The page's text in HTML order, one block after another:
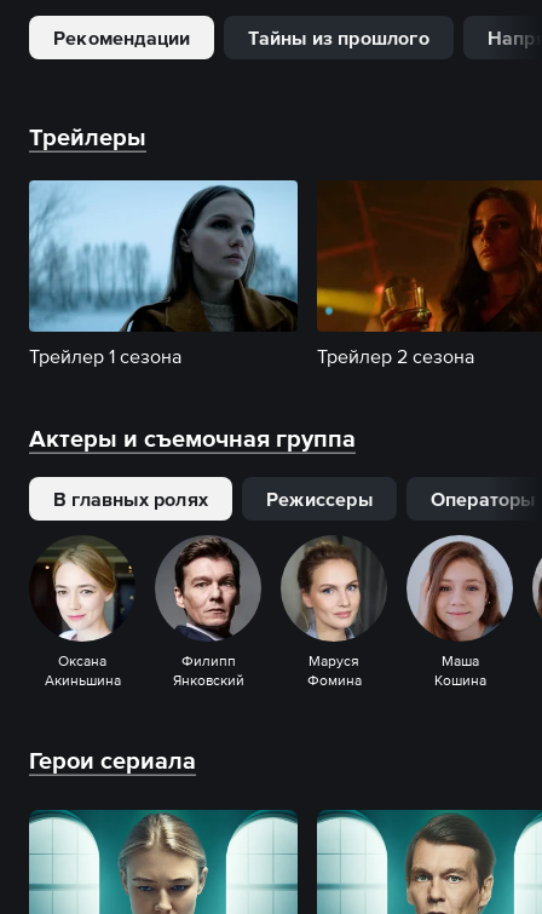
Рекомендации Тайны из прошлого
Трейлеры
Трейлер 1 сезона Трейлер 2 сезона
Актеры и съемочная группа
В главных ролях Режиссеры Операторы
Оксана
Акиньшина
Филипп
Янковский
Маруся
Фомина
Маша
Кошина
Герои сериала